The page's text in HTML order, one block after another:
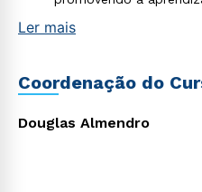
Ler mais
Coordenação do
Douglas Almendro
autorizo que meus dados
envio de conteúdos da